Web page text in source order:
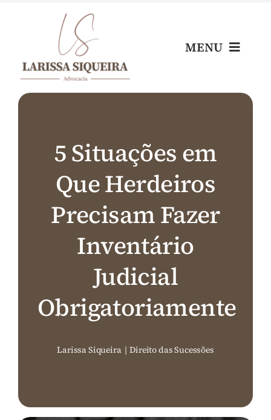
MENU
Home
Nossos Profissionais
Áreas de Atuação
Perguntas Frequentes (FAQ)
5 Situações em
Que Herdeiros
Precisam Fazer
Inventário
Judicial
Obrigatoriamente
Larissa Siqueira | Direito das Sucessões